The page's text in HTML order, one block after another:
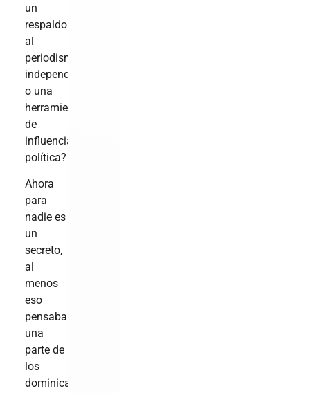
un
respaldo
al
periodismo
independiente
o una
herramienta
de
influencia
política?
Ahora
para
nadie es
un
secreto,
al
menos
eso
pensaba
una
parte de
los
dominicanos,